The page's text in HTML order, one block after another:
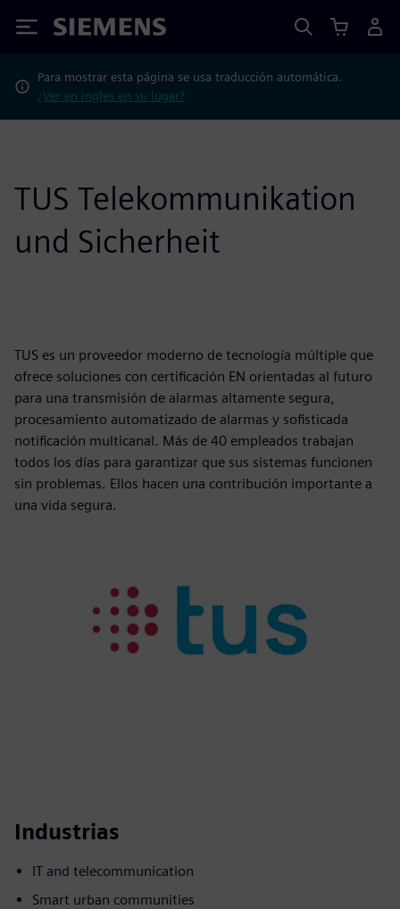
Siemens
Para mostrar esta página se usa traducción automática.
¿Ver en inglés en su lugar?
TUS Telekommunikation
und Sicherheit
TUS es un proveedor moderno de tecnología múltiple que
ofrece soluciones con certificación EN orientadas al futuro
para una transmisión de alarmas altamente segura,
procesamiento automatizado de alarmas y sofisticada
notificación multicanal. Más de 40 empleados trabajan
todos los días para garantizar que sus sistemas funcionen
sin problemas. Ellos hacen una contribución importante a
una vida segura.
Industrias
IT and telecommunication
Smart urban communities